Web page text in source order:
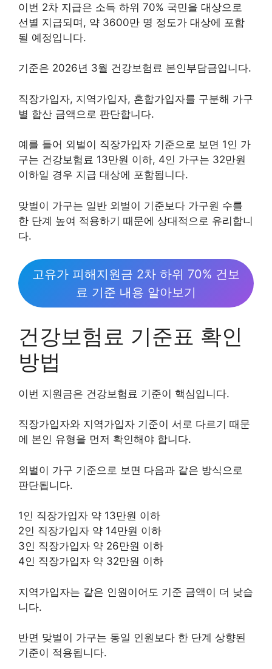
이번 2차 지급은 소득 하위 70% 국민을 대상으로
선별 지급되며, 약 3600만 명 정도가 대상에 포함
될 예정입니다.
기준은 2026년 3월 건강보험료 본인부담금입니다.
직장가입자, 지역가입자, 혼합가입자를 구분해 가구
별 합산 금액으로 판단합니다.
예를 들어 외벌이 직장가입자 기준으로 보면 1인 가
구는 건강보험료 13만원 이하, 4인 가구는 32만원
이하일 경우 지급 대상에 포함됩니다.
맞벌이 가구는 일반 외벌이 기준보다 가구원 수를
한 단계 높여 적용하기 때문에 상대적으로 유리합니
다.
고유가 피해지원금 2차 하위 70% 건보
료 기준 내용 알아보기
건강보험료 기준표 확인
방법
이번 지원금은 건강보험료 기준이 핵심입니다.
직장가입자와 지역가입자 기준이 서로 다르기 때문
에 본인 유형을 먼저 확인해야 합니다.
외벌이 가구 기준으로 보면 다음과 같은 방식으로
판단됩니다.
1인 직장가입자 약 13만원 이하
2인 직장가입자 약 14만원 이하
3인 직장가입자 약 26만원 이하
4인 직장가입자 약 32만원 이하
지역가입자는 같은 인원이어도 기준 금액이 더 낮습
니다.
반면 맞벌이 가구는 동일 인원보다 한 단계 상향된
기준이 적용됩니다.